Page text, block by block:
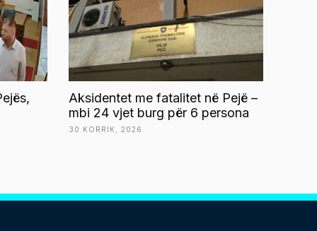
Aksidentet me fatalitet në Pejë –
mbi 24 vjet burg për 6 persona
30 KORRIK, 2026